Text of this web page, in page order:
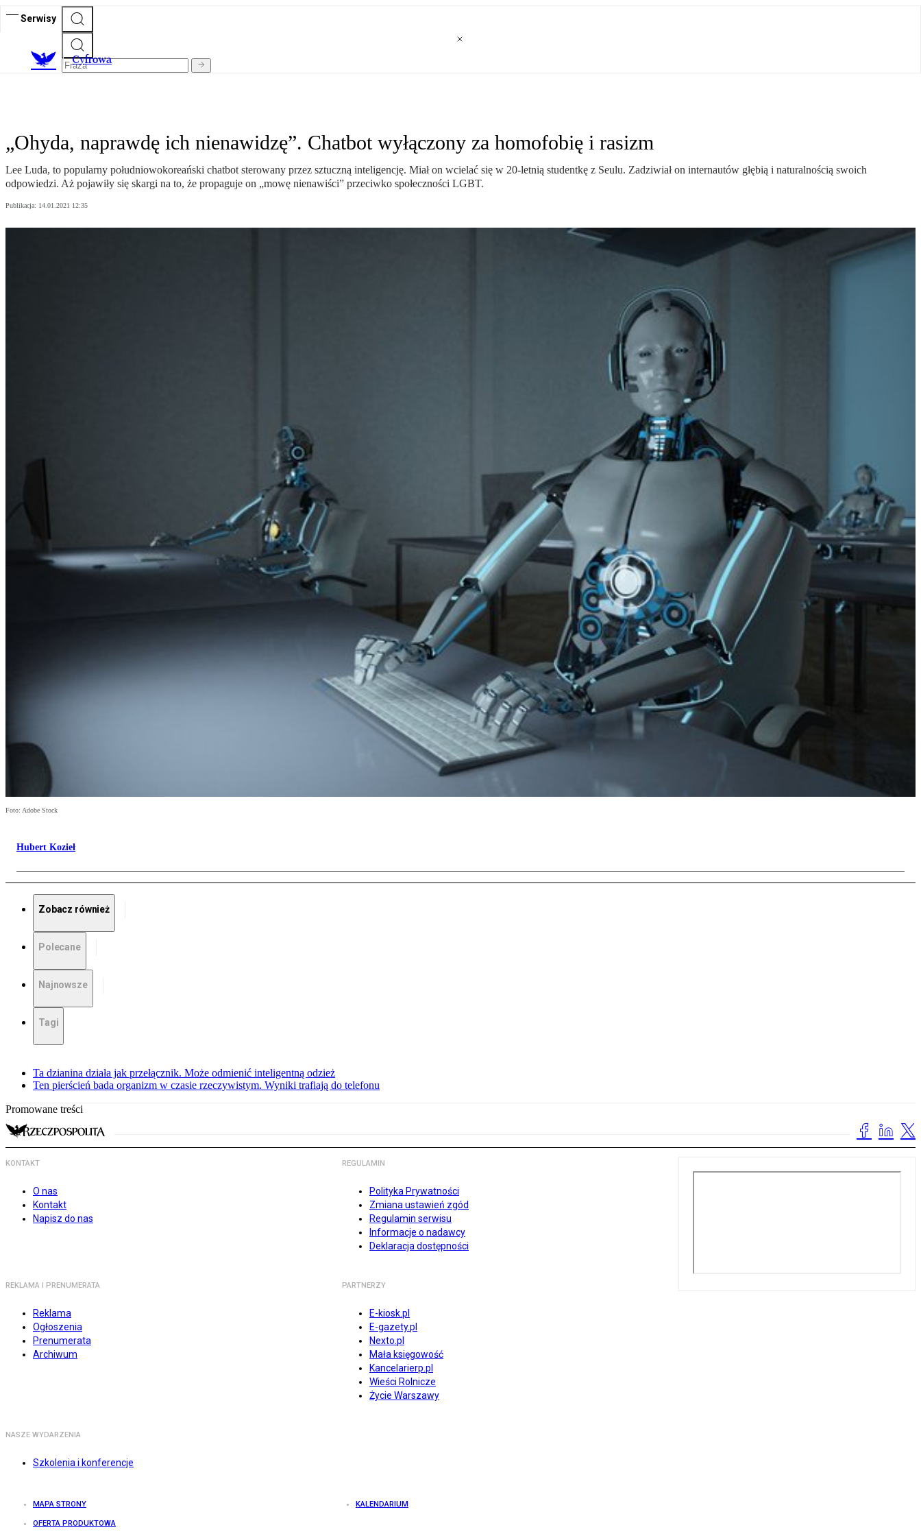
Serwisy
Cyfrowa
„Ohyda, naprawdę ich nienawidzę”. Chatbot wyłączony za homofobię i rasizm
Lee Luda, to popularny południowokoreański chatbot sterowany przez sztuczną inteligencję. Miał on wcielać się w 20-letnią studentkę z Seulu. Zadziwiał on internautów głębią i naturalnością swoich
odpowiedzi. Aż pojawiły się skargi na to, że propaguje on „mowę nienawiści” przeciwko społeczności LGBT.
Publikacja: 14.01.2021 12:35
Foto: Adobe Stock
Hubert Kozieł
Zobacz również
Polecane
Najnowsze
Tagi
Ta dzianina działa jak przełącznik. Może odmienić inteligentną odzież
Ten pierścień bada organizm w czasie rzeczywistym. Wyniki trafiają do telefonu
Promowane treści
KONTAKT
O nas
Kontakt
Napisz do nas
REGULAMIN
Polityka Prywatności
Zmiana ustawień zgód
Regulamin serwisu
Informacje o nadawcy
Deklaracja dostępności
REKLAMA I PRENUMERATA
Reklama
Ogłoszenia
Prenumerata
Archiwum
PARTNERZY
E-kiosk.pl
E-gazety.pl
Nexto.pl
Mała księgowość
Kancelarierp.pl
Wieści Rolnicze
Życie Warszawy
NASZE WYDARZENIA
Szkolenia i konferencje
MAPA STRONY KALENDARIUM
OFERTA PRODUKTOWA